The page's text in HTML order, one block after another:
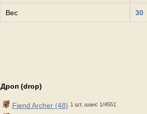
Вес 30
Дроп (drop)
Fiend Archer (48) 1 шт, шанс 1/4551